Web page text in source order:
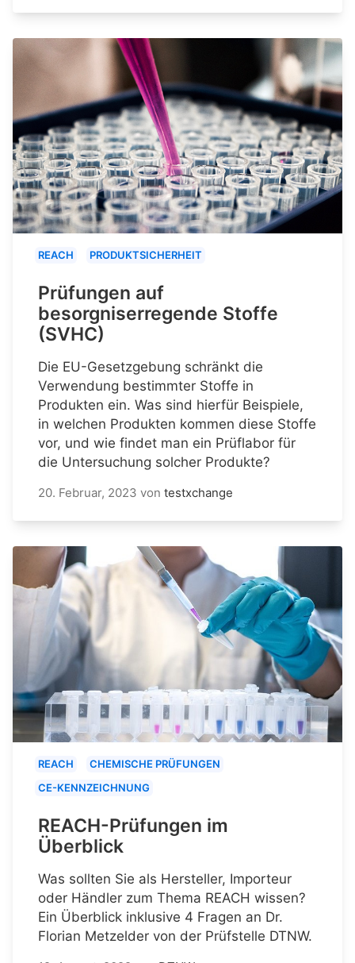
REACH PRODUKTSICHERHEIT
Prüfungen auf
besorgniserregende Stoffe
(SVHC)
Die EU-Gesetzgebung schränkt die
Verwendung bestimmter Stoffe in
Produkten ein. Was sind hierfür Beispiele,
in welchen Produkten kommen diese Stoffe
vor, und wie findet man ein Prüflabor für
die Untersuchung solcher Produkte?
20. Februar, 2023 von testxchange
REACH
CHEMISCHE PRÜFUNGEN
CE-KENNZEICHNUNG
REACH-Prüfungen im
Überblick
Was sollten Sie als Hersteller, Importeur
oder Händler zum Thema REACH wissen?
Ein Überblick inklusive 4 Fragen an Dr.
Florian Metzelder von der Prüfstelle DTNW.